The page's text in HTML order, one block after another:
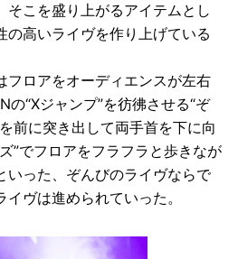
そこを盛り上がるアイテムとし
の高いライヴを作り上げている
フロアをオーディエンスが左右
の“Xジャンプ”を彷彿させる“ぞ
前に突き出して両手首を下に向
”でフロアをフラフラと歩きなが
いった、ぞんびのライヴならで
ヴは進められていった。